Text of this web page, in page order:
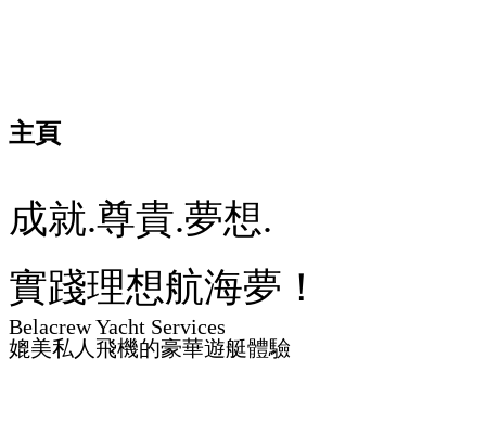
主頁
成就.尊貴.夢想.
實踐理想航海夢！
Belacrew Yacht Services
媲美私人飛機的豪華遊艇體驗